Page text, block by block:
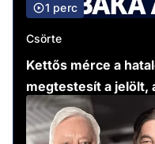
1 perc
Csörte
Kettős mérce a
megtestesít a jelölt,